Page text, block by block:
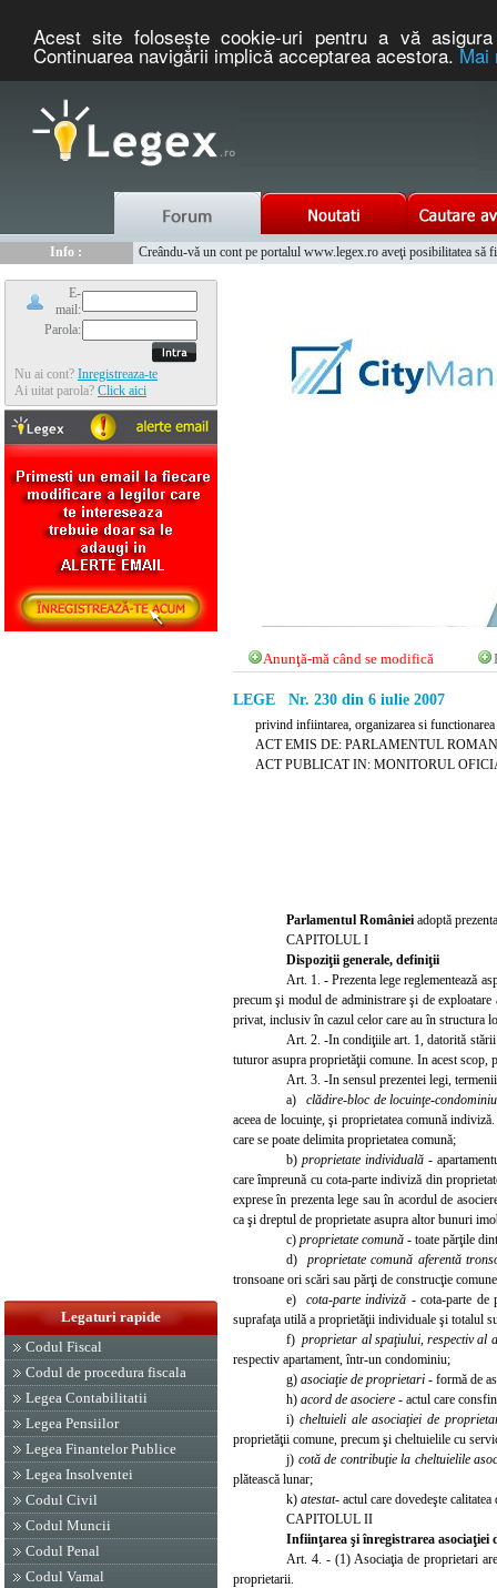
Acest site foloseşte cookie-uri pentru a vă
Continuarea navigării implică acceptarea acestora.Mai
Info :
www.tntauto.ro - Managementul Integrat al Parcului Auto
E-
mail:
Parola:
Nu ai cont? Inregistreaza-te
Ai uitat parola? Click aici
Legaturi rapide
Codul Fiscal
Codul de procedura fiscala
Legea Contabilitatii
Legea Pensiilor
Legea Finantelor Publice
Legea Insolventei
Codul Civil
Codul Muncii
Codul Penal
Codul Vamal
Anunţă-mă când se modifică
LEGE Nr. 230 din 6 iulie 2007
privind infiintarea, organizarea si
ACT EMIS DE: PARLAMENTUL
ACT PUBLICAT IN: MONITORUL
Parlamentul României adoptă
CAPITOLUL I
Dispoziţii generale, definiţii
Art. 1. - Prezenta lege reglementează
precum şi modul de administrare şi de
privat, inclusiv în cazul celor care au în structura
Art. 2. -In condiţiile art. 1, datorită
tuturor asupra proprietăţii comune. In acest scop,
Art. 3. -In sensul prezentei legi,
a)clădire-bloc de locuinţe-
aceea de locuinţe, şi proprietatea comună
care se poate delimita proprietatea comună;
b) proprietate individuală -
care împreună cu cota-parte indiviză din
exprese în prezenta lege sau în acordul de
ca şi dreptul de proprietate asupra altor bunuri
c) proprietate comună - toate părţile
d) proprietate comună aferentă
tronsoane ori scări sau părţi de construcţie
e) cota-parte indiviză - cota-parte de
suprafaţa utilă a proprietăţii individuale şi totalul
f)proprietar al spaţiului, respectiv al
respectiv apartament, într-un condominiu;
g) asociaţie de proprietari - formă de
h) acord de asociere - actul care
i) cheltuieli ale asociaţiei de
proprietăţii comune, precum şi cheltuielile cu
j) cotă de contribuţie la cheltuielile
plătească lunar;
k) atestat- actul care dovedeşte
CAPITOLUL II
Infiinţarea şi înregistrarea asociaţiei
Art. 4. - (1) Asociaţia de proprietari
proprietarii.